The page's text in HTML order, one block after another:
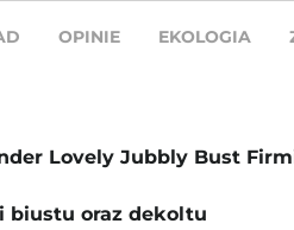
OPINIE EKOLOGIA
Lovely Jubbly Bust
biustu oraz dekoltu